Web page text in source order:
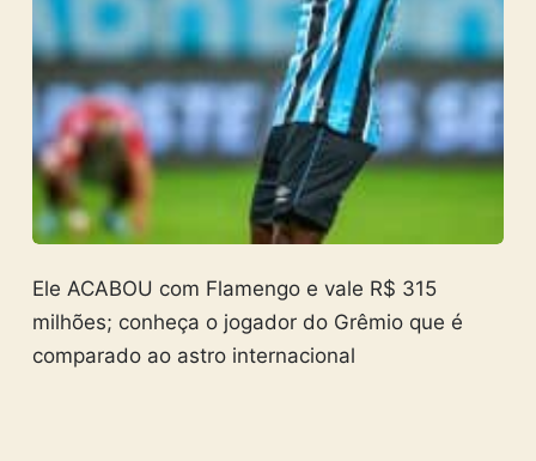
Ele ACABOU com Flamengo e vale R$ 315
milhões; conheça o jogador do Grêmio que é
comparado ao astro internacional